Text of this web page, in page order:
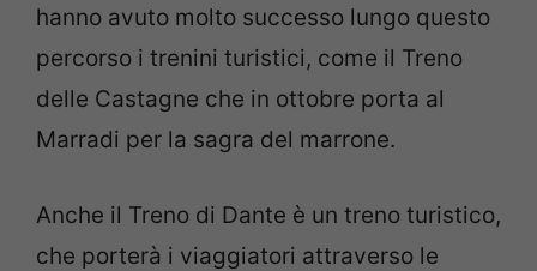
hanno avuto molto successo lungo questo
percorso i trenini turistici, come il Treno
delle Castagne che in ottobre porta al
Marradi per la sagra del marrone.
Anche il Treno di Dante è un treno turistico,
che porterà i viaggiatori attraverso le